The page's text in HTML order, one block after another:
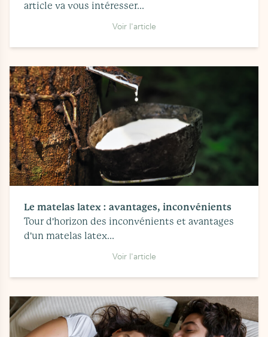
article va vous intéresser...
Voir l'article
Le matelas latex : avantages, inconvénients
Tour d'horizon des inconvénients et avantages
d'un matelas latex...
Voir l'article